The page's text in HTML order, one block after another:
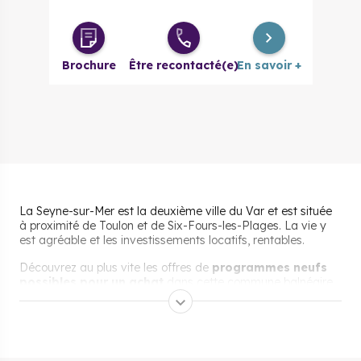
Brochure Être recontacté(e)En savoir +
La Seyne-sur-Mer est la deuxième ville du Var et est située
à proximité de Toulon et de Six-Fours-les-Plages. La vie y
est agréable et les investissements locatifs, rentables.
Découvrez au plus vite les offres de programmes neufs